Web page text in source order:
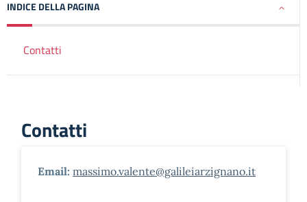
INDICE DELLA PAGINA
Contatti
Contatti
Email: massimo.valente@galileiarzignano.it